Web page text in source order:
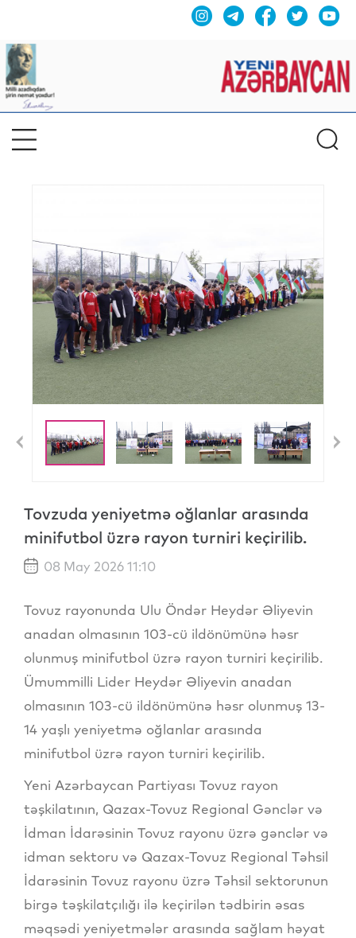
Previous
Previous
Tovzuda yeniyetmə oğlanlar arasında
minifutbol üzrə rayon turniri keçirilib.
08 May 2026 11:10
Tovuz rayonunda Ulu Öndər Heydər Əliyevin
anadan olmasının 103-cü ildönümünə həsr
olunmuş minifutbol üzrə rayon turniri keçirilib.
Ümummilli Lider Heydər Əliyevin anadan
olmasının 103-cü ildönümünə həsr olunmuş 13-
14 yaşlı yeniyetmə oğlanlar arasında
minifutbol üzrə rayon turniri keçirilib.
Yeni Azərbaycan Partiyası Tovuz rayon
təşkilatının, Qazax-Tovuz Regional Gənclər və
İdman İdarəsinin Tovuz rayonu üzrə gənclər və
idman sektoru və Qazax-Tovuz Regional Təhsil
İdarəsinin Tovuz rayonu üzrə Təhsil sektorunun
birgə təşkilatçılığı ilə keçirilən tədbirin əsas
məqsədi yeniyetmələr arasında sağlam həyat